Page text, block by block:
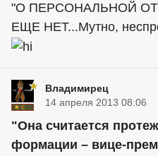
"О ПЕРСОНАЛЬНОЙ
ЕЩЕ НЕТ...Мутно,
Владимирец
14 апреля 2013 08:06
"Она считается
формации – вице-